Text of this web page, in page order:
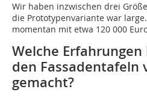
Wir haben inzwischen drei
die Prototypenvariante war
momentan mit etwa 120 000
Welche
den Fassadentafeln
gemacht?